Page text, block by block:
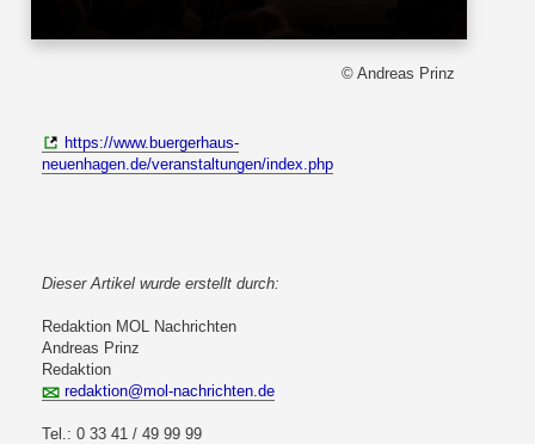
© Andreas Prinz
https://www.buergerhaus-
neuenhagen.de/veranstaltungen/index.php
Dieser Artikel wurde erstellt durch:
Redaktion MOL Nachrichten
Andreas Prinz
Redaktion
redaktion@mol-nachrichten.de
Tel.: 0 33 41 / 49 99 99